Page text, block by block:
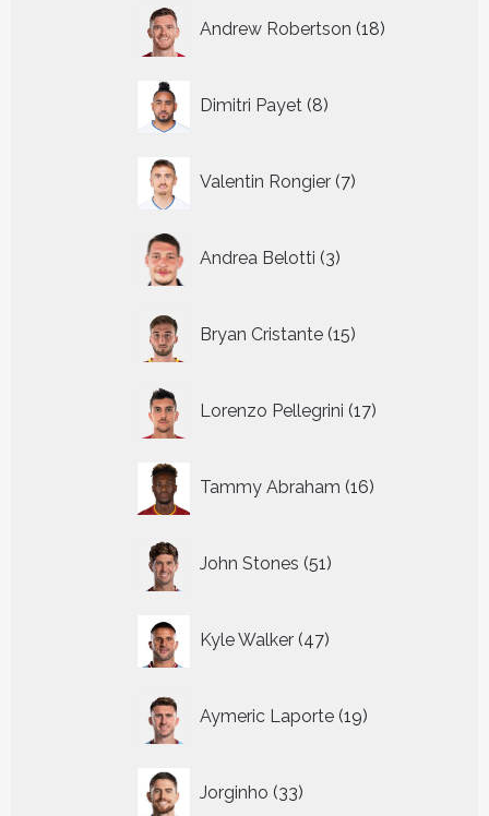
Andrew Robertson 18
producten
Dimitri Payet 8
producten
Valentin Rongier 7
producten
Andrea Belotti 3
producten
Bryan Cristante 15
producten
Lorenzo Pellegrini 17
producten
Tammy Abraham 16
producten
John Stones 51
producten
Kyle Walker 47
producten
Aymeric Laporte 19
producten
Jorginho 33
producten